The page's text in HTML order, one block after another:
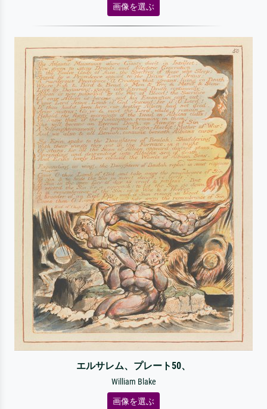
画像を選ぶ
エルサレム、プレート50、
William Blake
画像を選ぶ